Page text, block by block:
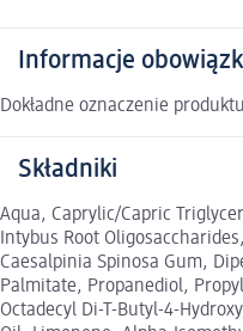
Informacje
Dokładne oznaczenie
Składniki
Aqua, Caprylic/Capric
Intybus Root
Caesalpinia Spinosa Gum,
Palmitate, Propanediol,
Octadecyl Di-T-Butyl-4-